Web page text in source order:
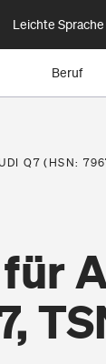
Leichte Sprache
Beruf
Q7 (HSN: